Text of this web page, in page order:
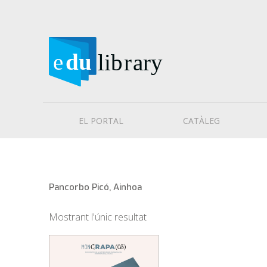
EL PORTAL CATÀLEG
Pancorbo Picó, Ainhoa
Mostrant l'únic resultat